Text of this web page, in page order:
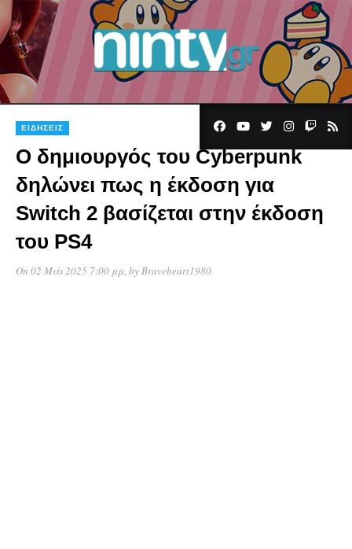
ΕΙΔΉΣΕΙΣ
Ο δημιουργός του Cyberpunk
δηλώνει πως η έκδοση για
Switch 2 βασίζεται στην έκδοση
του PS4
On 02 Μάι 2025 7:00 μμ , by Braveheart1980